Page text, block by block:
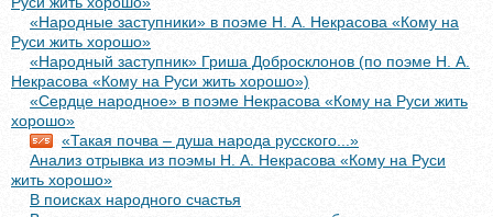
«Народные заступники» в поэме Н. А. Некрасова «Кому на
Руси жить хорошо»
«Народный заступник» Гриша Добросклонов (по поэме Н. А.
Некрасова «Кому на Руси жить хорошо»)
«Сердце народное» в поэме Некрасова «Кому на Руси жить
хорошо»
«Такая почва – душа народа русского...»
Анализ отрывка из поэмы Н. А. Некрасова «Кому на Руси
жить хорошо»
В поисках народного счастья